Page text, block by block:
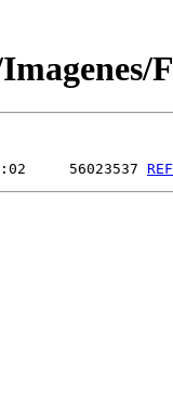
56023537